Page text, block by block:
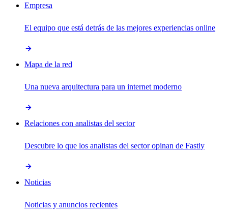
Empresa
El equipo que está detrás de las mejores experiencias online
Mapa de la red
Una nueva arquitectura para un internet moderno
Relaciones con analistas del sector
Descubre lo que los analistas del sector opinan de Fastly
Noticias
Noticias y anuncios recientes